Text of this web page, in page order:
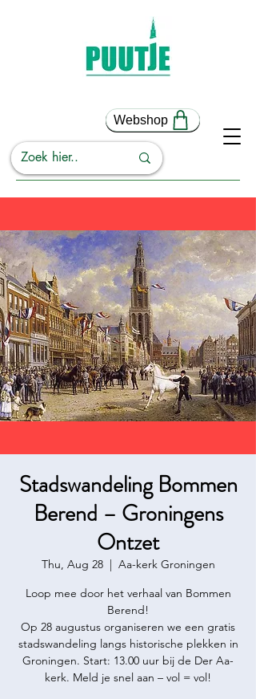
Webshop
Stadswandeling Bommen
Berend – Groningens
Ontzet
Thu, Aug 28
  |
Aa-kerk Groningen
Loop mee door het verhaal van Bommen
Berend!
Op 28 augustus organiseren we een gratis
stadswandeling langs historische plekken in
Groningen. Start: 13.00 uur bij de Der Aa-
kerk. Meld je snel aan – vol = vol!